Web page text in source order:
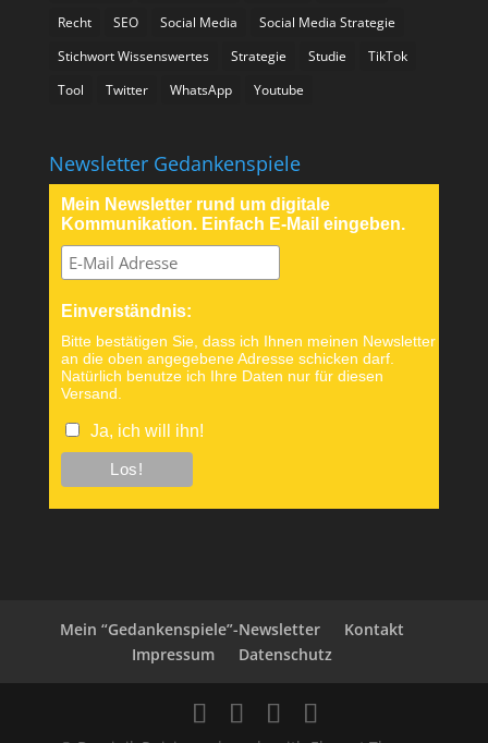
Recht
SEO Social Media
Social Media Strategie
Stichwort Wissenswertes
Strategie Studie
TikTok
Tool
Twitter WhatsApp Youtube
Newsletter Gedankenspiele
Mein Newsletter rund um digitale
Kommunikation. Einfach E-Mail eingeben.
Einverständnis:
Bitte bestätigen Sie, dass ich Ihnen meinen Newsletter
an die oben angegebene Adresse schicken darf.
Natürlich benutze ich Ihre Daten nur für diesen
Versand.
Ja, ich will ihn!
Mein “Gedankenspiele”-Newsletter
Kontakt
Impressum
Datenschutz